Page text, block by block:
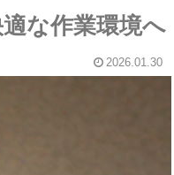
な作業環境へ
2026.01.30